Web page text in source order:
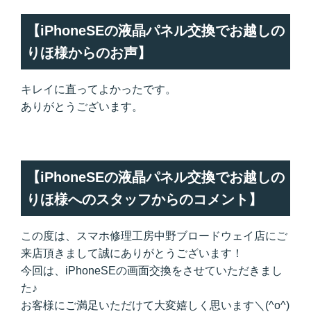
【iPhoneSEの液晶パネル交換でお越しの
りほ様からのお声】
キレイに直ってよかったです。
ありがとうございます。
【iPhoneSEの液晶パネル交換でお越しの
りほ様へのスタッフからのコメント】
この度は、スマホ修理工房中野ブロードウェイ店にご
来店頂きまして誠にありがとうございます！
今回は、iPhoneSEの画面交換をさせていただきまし
た♪
お客様にご満足いただけて大変嬉しく思います＼(^o^)